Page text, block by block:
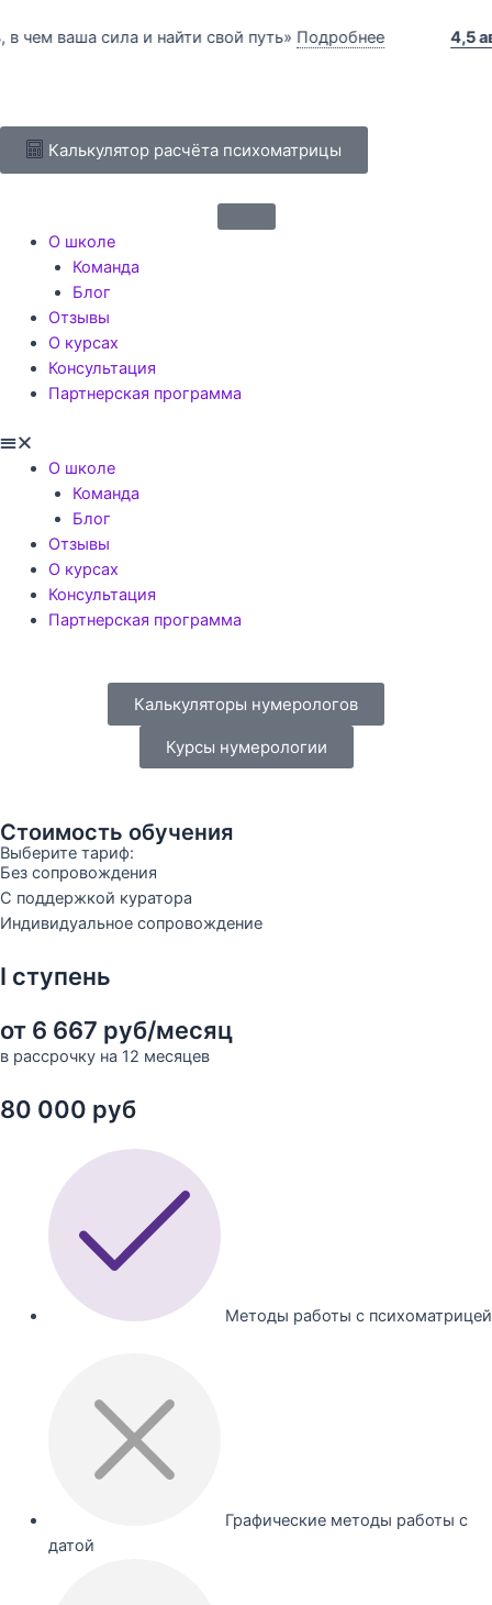
к сила и найти свой путь»Подробнее 4,5 августа в
Калькулятор расчёта психоматрицы
О школе
Команда
Блог
Отзывы
О курсах
Консультация
Партнерская программа
Menu
О школе
Команда
Блог
Отзывы
О курсах
Консультация
Партнерская программа
Калькуляторы нумерологов
Курсы нумерологии
Стоимость обучения
Выберите тариф:
Без сопровождения
С поддержкой куратора
Индивидуальное сопровождение
I ступень
от 6 667 руб/месяц
в рассрочку на 12 месяцев
80 000 руб
Методы работы с психоматрицей
Графические методы работы с
датой